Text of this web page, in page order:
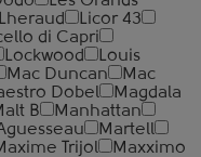
Lheraud
Licor 43
di Capri
Lockwood
Louis
Mac Duncan
Mac
Dobel
Magdala
B
Manhattan
Martell
Trijol
Maxximo